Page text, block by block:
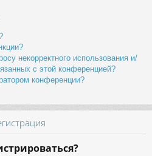
некорректного использования и/
с этой конференцией?
конференции?